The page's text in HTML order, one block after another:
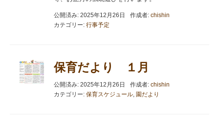
公開済み: 2025年12月26日 作成者: chishin
カテゴリー: 行事予定
保育だより １月
公開済み: 2025年12月26日 作成者: chishin
カテゴリー: 保育スケジュール 園だより